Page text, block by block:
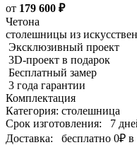
от 179 600 ₽
Четона
столешницы из
Эксклюзивный проект
3D-проект в подарок
Бесплатный замер
3 года гарантии
Комплектация
Категория: столешница
Срок изготовления:
7
Доставка:
бесплатно 0₽ в